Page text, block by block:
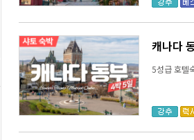
캐나다
5성급 호텔